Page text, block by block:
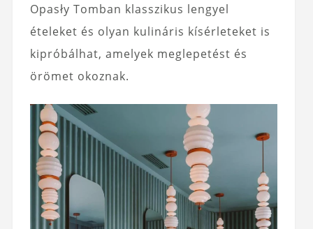
Opasły Tomban klasszikus lengyel
ételeket és olyan kulináris kísérleteket is
kipróbálhat, amelyek meglepetést és
örömet okoznak.